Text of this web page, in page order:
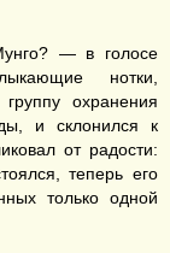
— в голосе
нотки,
охранения
и склонился к
от радости:
теперь его
только одной